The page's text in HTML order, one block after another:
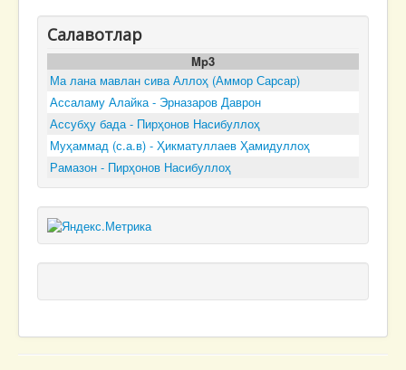
Салавотлар
Mp3
Ма лана мавлан сива Аллоҳ (Аммор Сарсар)
Ассаламу Алайка - Эрназаров Даврон
Ассубҳу бада - Пирҳонов Насибуллоҳ
Муҳаммад (с.а.в) - Ҳикматуллаев Ҳамидуллоҳ
Рамазон - Пирҳонов Насибуллоҳ